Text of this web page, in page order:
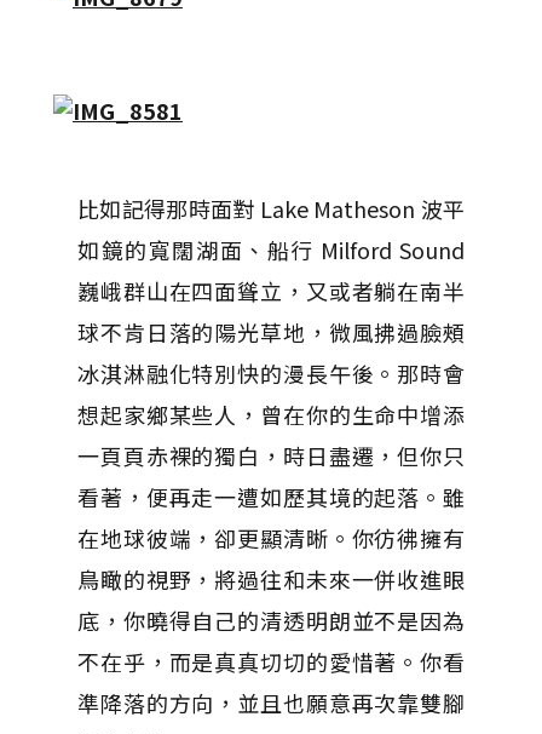
比如記得那時面對 Lake Matheson 波平
如鏡的寬闊湖面、船行 Milford Sound
巍峨群山在四面聳立，又或者躺在南半
球不肯日落的陽光草地，微風拂過臉頰
冰淇淋融化特別快的漫長午後。那時會
想起家鄉某些人，曾在你的生命中增添
一頁頁赤裸的獨白，時日盡遷，但你只
看著，便再走一遭如歷其境的起落。雖
在地球彼端，卻更顯清晰。你彷彿擁有
鳥瞰的視野，將過往和未來一併收進眼
底，你曉得自己的清透明朗並不是因為
不在乎，而是真真切切的愛惜著。你看
準降落的方向，並且也願意再次靠雙腳